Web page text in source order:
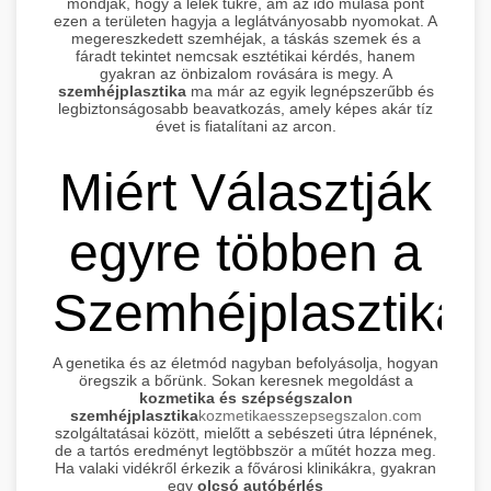
ezen a területen hagyja a leglátványosabb nyomokat. A
megereszkedett szemhéjak, a táskás szemek és a
fáradt tekintet nemcsak esztétikai kérdés, hanem
gyakran az önbizalom rovására is megy. A
szemhéjplasztikama már az egyik legnépszerűbb és
legbiztonságosabb beavatkozás, amely képes akár tíz
évet is fiatalítani az arcon.
Miért Választják
egyre többen a
A genetika és az életmód nagyban befolyásolja, hogyan
öregszik a bőrünk. Sokan keresnek megoldást a
kozmetika és szépségszalon
szemhéjplasztikakozmetikaesszepsegszalon.com
szolgáltatásai között, mielőtt a sebészeti útra lépnének,
de a tartós eredményt legtöbbször a műtét hozza meg.
Ha valaki vidékről érkezik a fővárosi klinikákra, gyakran
egy olcsó autóbérlés